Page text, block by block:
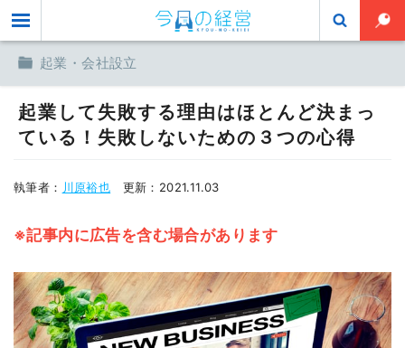
toggle
起業・会社設立
起業して失敗する理由はほとんど決まっ
ている！失敗しないための３つの心得
執筆者： 川原裕也 更新： 2021.11.03
※記事内に広告を含む場合があります